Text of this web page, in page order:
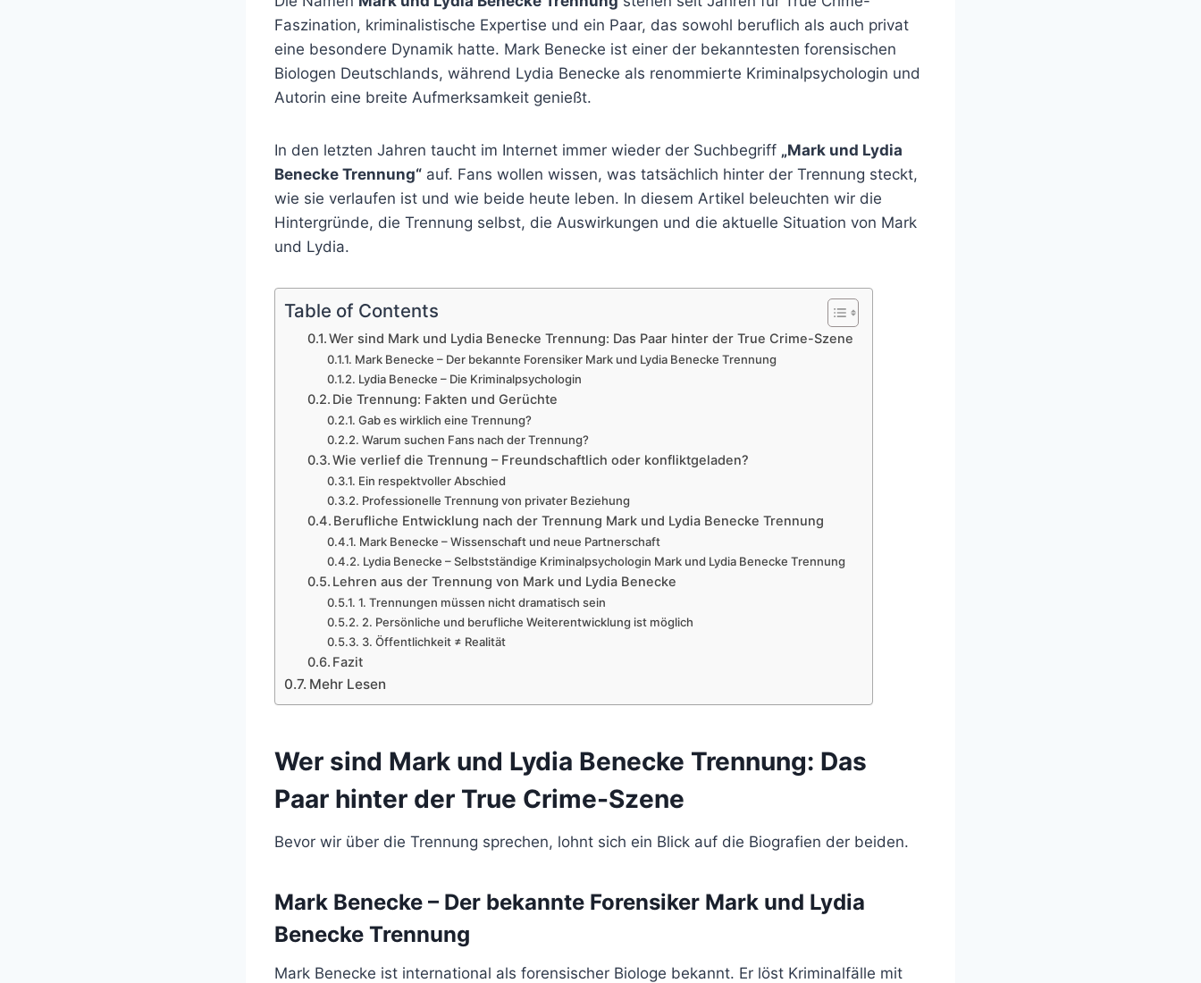
Faszination, kriminalistische Expertise und ein Paar, das sowohl beruflich als auch privat
eine besondere Dynamik hatte. Mark Benecke ist einer der bekanntesten forensischen
Biologen Deutschlands, während Lydia Benecke als renommierte Kriminalpsychologin und
Autorin eine breite Aufmerksamkeit genießt.
In den letzten Jahren taucht im Internet immer wieder der Suchbegriff „Mark und Lydia
Benecke Trennung“ auf. Fans wollen wissen, was tatsächlich hinter der Trennung steckt,
wie sie verlaufen ist und wie beide heute leben. In diesem Artikel beleuchten wir die
Hintergründe, die Trennung selbst, die Auswirkungen und die aktuelle Situation von Mark
und Lydia.
Table of Contents
Wer sind Mark und Lydia Benecke Trennung: Das Paar hinter der True Crime-Szene
Mark Benecke – Der bekannte Forensiker Mark und Lydia Benecke Trennung
Lydia Benecke – Die Kriminalpsychologin
Die Trennung: Fakten und Gerüchte
Gab es wirklich eine Trennung?
Warum suchen Fans nach der Trennung?
Wie verlief die Trennung – Freundschaftlich oder konfliktgeladen?
Ein respektvoller Abschied
Professionelle Trennung von privater Beziehung
Berufliche Entwicklung nach der Trennung Mark und Lydia Benecke Trennung
Mark Benecke – Wissenschaft und neue Partnerschaft
Lydia Benecke – Selbstständige Kriminalpsychologin Mark und Lydia Benecke Trennung
Lehren aus der Trennung von Mark und Lydia Benecke
1. Trennungen müssen nicht dramatisch sein
2. Persönliche und berufliche Weiterentwicklung ist möglich
3. Öffentlichkeit ≠ Realität
Fazit
Mehr Lesen
Wer sind Mark und Lydia Benecke Trennung: Das
Paar hinter der True Crime-Szene
Bevor wir über die Trennung sprechen, lohnt sich ein Blick auf die Biografien der beiden.
Mark Benecke – Der bekannte Forensiker Mark und Lydia
Benecke Trennung
Mark Benecke ist international als forensischer Biologe bekannt. Er löst Kriminalfälle mit